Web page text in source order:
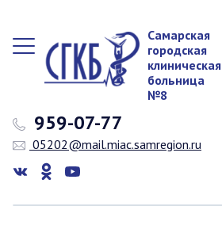
Самарская
городская
клиническая
больница
№8
959-07-77
05202@mail.miac.samregion.ru